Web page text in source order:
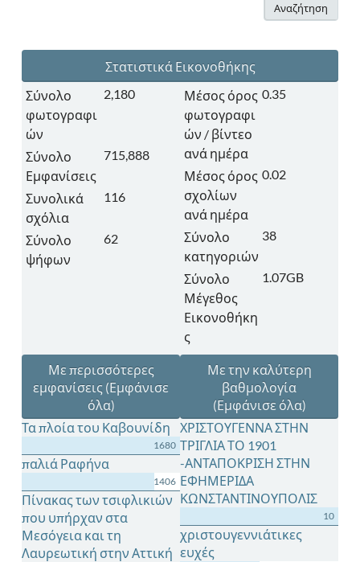
Αναζήτηση
Στατιστικά Εικονοθήκης
Σύνολο
φωτογραφι
ών
2,180
Σύνολο
Εμφανίσεις
715,888
Συνολικά
σχόλια
116
Σύνολο
ψήφων
62
Μέσος όρος
φωτογραφι
ών / βίντεο
ανά ημέρα
0.35
Μέσος όρος
σχολίων
ανά ημέρα
0.02
Σύνολο
κατηγοριών
38
Σύνολο
Μέγεθος
Εικονοθήκη
ς
1.07GB
Με περισσότερες
εμφανίσεις (Εμφάνισε
όλα)
Με την καλύτερη
βαθμολογία
(Εμφάνισε όλα)
Τα πλοία του Καβουνίδη
1680
παλιά Ραφήνα
1406
Πίνακας των τσιφλικιών
που υπήρχαν στα
Μεσόγεια και τη
Λαυρεωτική στην Αττική
ΧΡΙΣΤΟΥΓΕΝΝΑ ΣΤΗΝ
ΤΡΙΓΛΙΑ ΤΟ 1901
-ΑΝΤΑΠΟΚΡΙΣΗ ΣΤΗΝ
ΕΦΗΜΕΡΙΔΑ
ΚΩΝΣΤΑΝΤΙΝΟΥΠΟΛΙΣ
10
χριστουγεννιάτικες
ευχές